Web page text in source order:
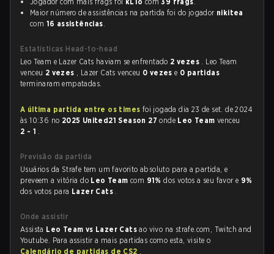
Maior número de assistências na partida foi do jogador nikitea
com 16 assistências.
Estatísticas Head-to-head
Leo Team e Lazer Cats haviam se enfrentado 2 vezes . Leo Team
venceu 2 vezes , Lazer Cats venceu 0 vezese 0 partidas
terminaram empatadas.
A última partida entre os times foi jogada dia 23 de set. de 2024
às 10:36 no 2025 United21 Season 27onde Leo Teamvenceu
2 - 1 .
Previsão da partida
Usuários da Strafe tem um favorito absoluto para a partida, e
preveem a vitória do Leo Teamcom 91%dos votos a seu favor e 9%
dos votos para Lazer Cats .
Onde assistir
Assista Leo Team vs Lazer Catsao vivo na strafe.com, Twitch and
Youtube. Para assistir a mais partidas como esta, visite o
Calendário de partidas de CS2 .